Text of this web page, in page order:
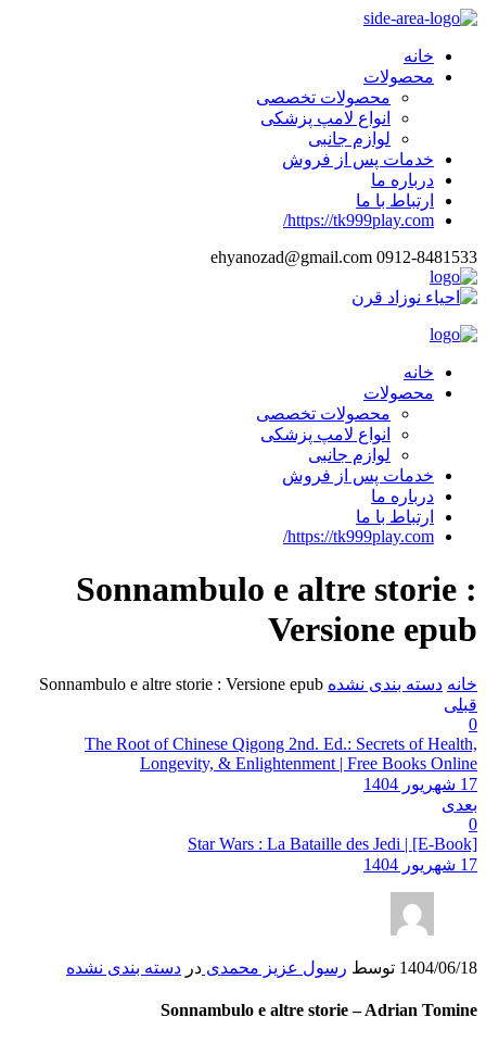
خانه
محصولات
محصولات تخصصی
انواع لامپ پزشکی
لوازم جانبی
خدمات پس از فروش
درباره ما
ارتباط با ما
https://tk999play.com/
ehyanozad@gmail.com 0912-8481533
خانه
محصولات
محصولات تخصصی
انواع لامپ پزشکی
لوازم جانبی
خدمات پس از فروش
درباره ما
ارتباط با ما
https://tk999play.com/
Sonnambulo e altre storie :
Versione epub
خانه دسته بندی نشده Sonnambulo e altre storie : Versione epub
قبلی
0
The Root of Chinese Qigong 2nd. Ed.: Secrets of Health,
Longevity, & Enlightenment | Free Books Online
17 شهریور 1404
بعدی
0
Star Wars : La Bataille des Jedi | [E-Book]
17 شهریور 1404
1404/06/18 توسط رسول عزیز محمدی در دسته بندی نشده
Sonnambulo e altre storie – Adrian Tomine